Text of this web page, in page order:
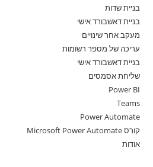
בניית שדות
בניית דאשבורד אישי
מעקב אחר שינויים
עריכה של מספר רשומות
בניית דאשבורד אישי
שליחת אסמסים
Power BI
Teams
Power Automate
קורס Microsoft Power Automate
אודות